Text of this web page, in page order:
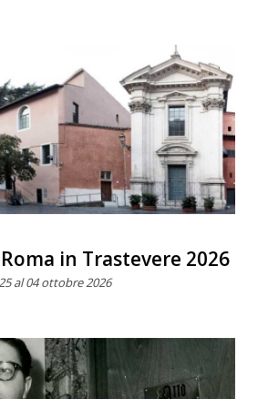
in Trastevere 2026
al 04 ottobre 2026